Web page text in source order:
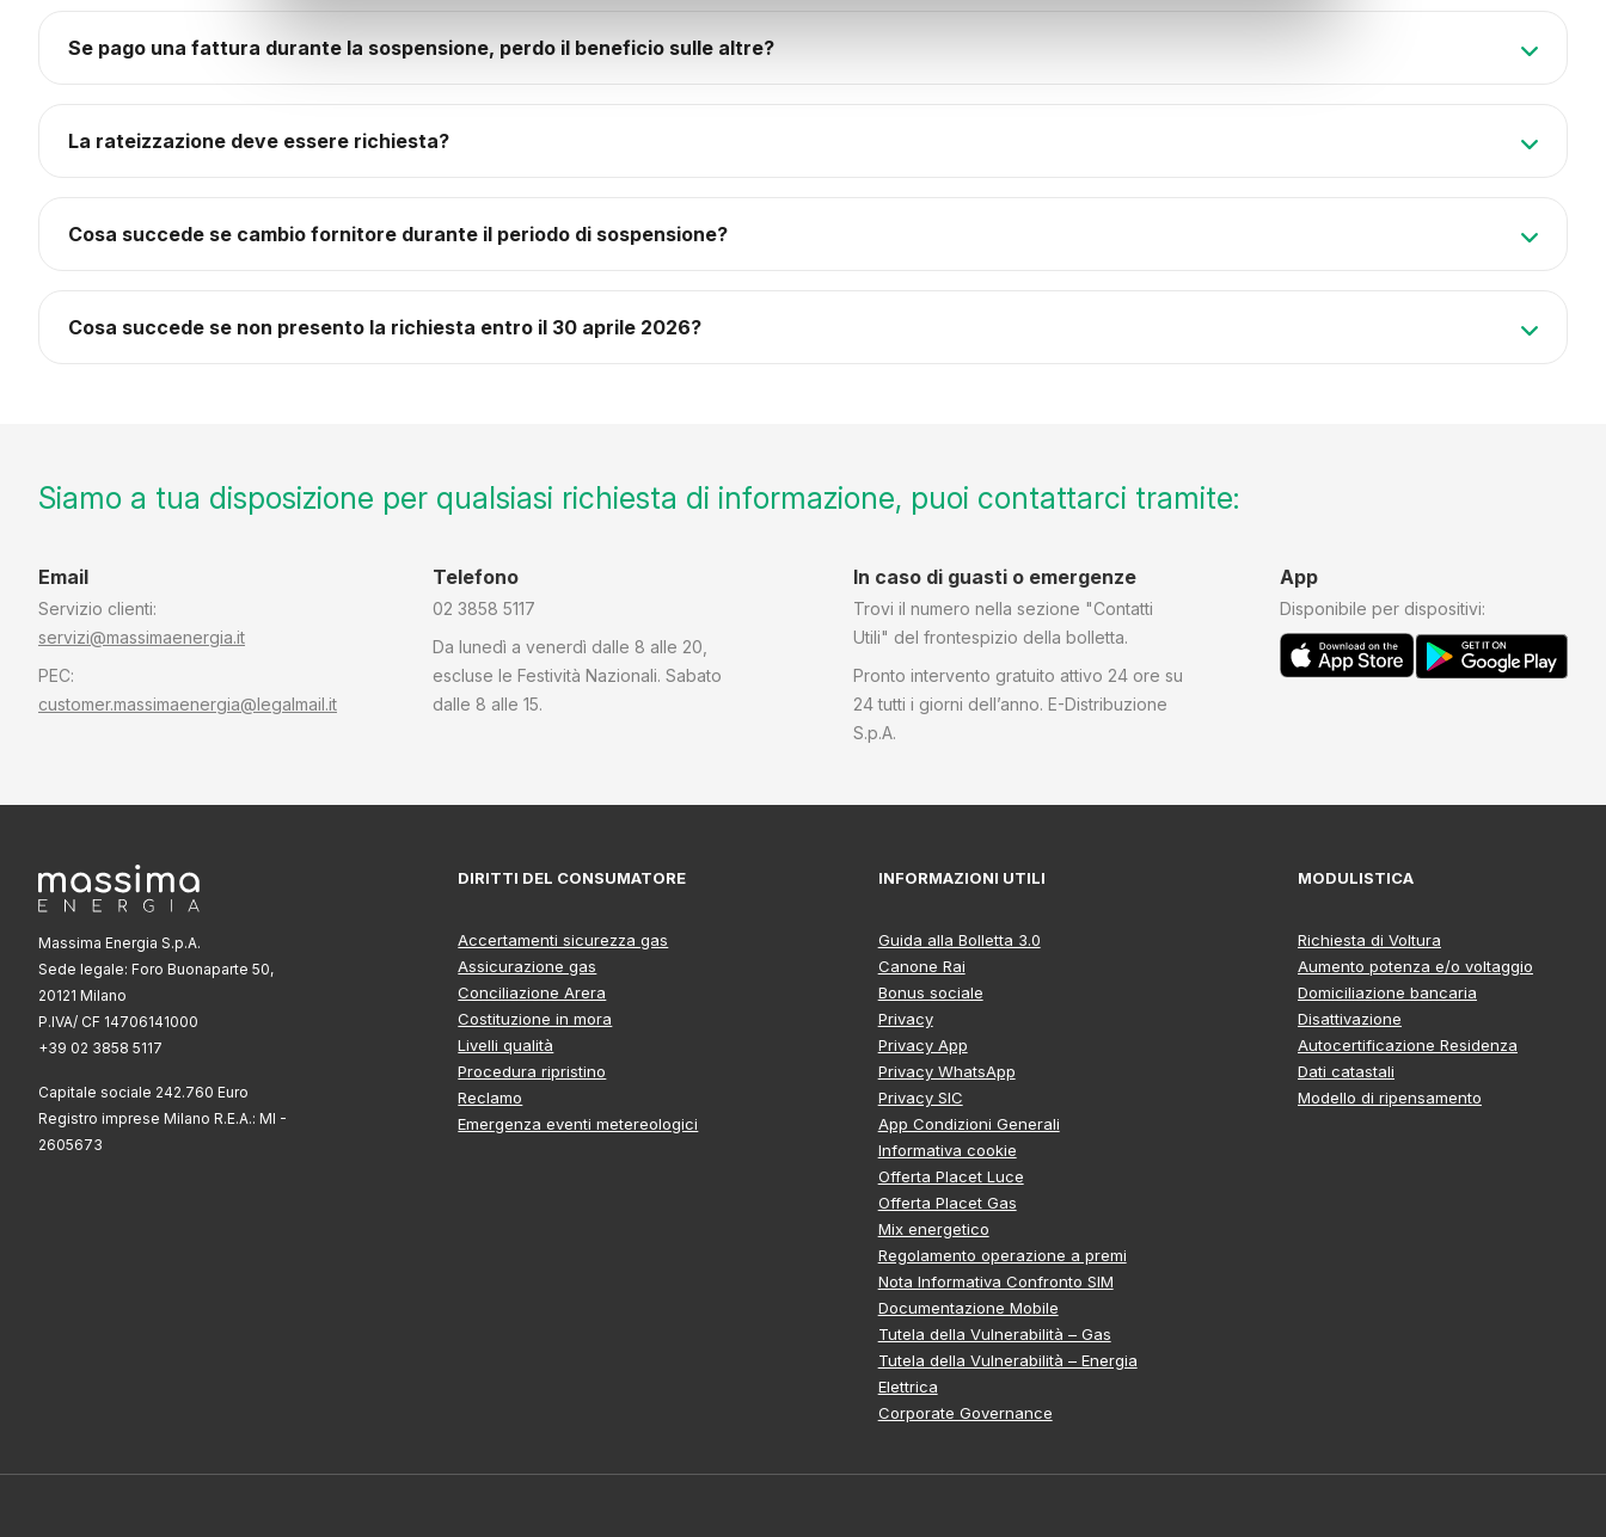
Se pago una fattura durante la sospensione, perdo il beneficio sulle altre?
La rateizzazione deve essere richiesta?
Cosa succede se cambio fornitore durante il periodo di sospensione?
Cosa succede se non presento la richiesta entro il 30 aprile 2026?
Siamo a tua disposizione per qualsiasi richiesta di informazione, puoi contattarci tramite:
Email
Servizio clienti:
servizi@massimaenergia.it
PEC:
customer.massimaenergia@legalmail.it
Telefono
02 3858 5117
Da lunedì a venerdì dalle 8 alle 20,
escluse le Festività Nazionali. Sabato
dalle 8 alle 15.
In caso di guasti o emergenze
Trovi il numero nella sezione "Contatti
Utili" del frontespizio della bolletta.
Pronto intervento gratuito attivo 24 ore su
24 tutti i giorni dell’anno. E-Distribuzione
S.p.A.
App
Disponibile per dispositivi:
Massima Energia S.p.A.
Sede legale: Foro Buonaparte 50,
20121 Milano
P.IVA/ CF 14706141000
+39 02 3858 5117
Capitale sociale 242.760 Euro
Registro imprese Milano R.E.A.: MI -
2605673
DIRITTI DEL CONSUMATORE
Accertamenti sicurezza gas
Assicurazione gas
Conciliazione Arera
Costituzione in mora
Livelli qualità
Procedura ripristino
Reclamo
Emergenza eventi metereologici
INFORMAZIONI UTILI
Guida alla Bolletta 3.0
Canone Rai
Bonus sociale
Privacy
Privacy App
Privacy WhatsApp
Privacy SIC
App Condizioni Generali
Informativa cookie
Offerta Placet Luce
Offerta Placet Gas
Mix energetico
Regolamento operazione a premi
Nota Informativa Confronto SIM
Documentazione Mobile
Tutela della Vulnerabilità – Gas
Tutela della Vulnerabilità – Energia
Elettrica
Corporate Governance
MODULISTICA
Richiesta di Voltura
Aumento potenza e/o voltaggio
Domiciliazione bancaria
Disattivazione
Autocertificazione Residenza
Dati catastali
Modello di ripensamento